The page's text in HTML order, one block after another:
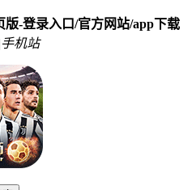
版-登录入口/官方网站/app下载
手机站